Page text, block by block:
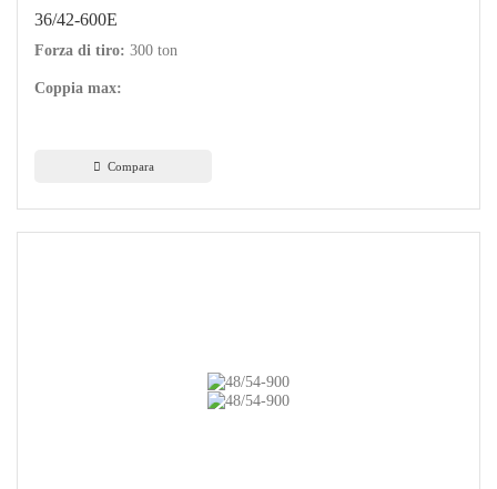
36/42-600E
Forza di tiro: 300 ton
Coppia max:
Compara